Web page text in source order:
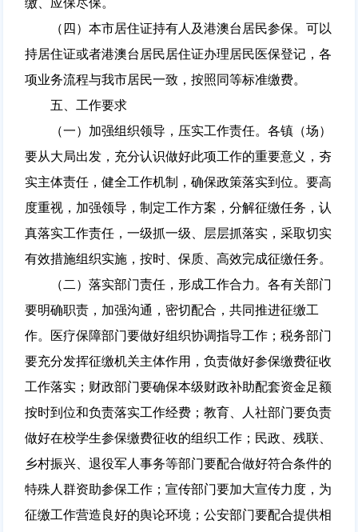
缴、应保尽保。
（四）本市居住证持有人及港澳台居民参保。可以
持居住证或者港澳台居民居住证办理居民医保登记，各
项业务流程与我市居民一致，按照同等标准缴费。
五、工作要求
（一）加强组织领导，压实工作责任。各镇（场）
要从大局出发，充分认识做好此项工作的重要意义，夯
实主体责任，健全工作机制，确保政策落实到位。要高
度重视，加强领导，制定工作方案，分解征缴任务，认
真落实工作责任，一级抓一级、层层抓落实，采取切实
有效措施组织实施，按时、保质、高效完成征缴任务。
（二）落实部门责任，形成工作合力。各有关部门
要明确职责，加强沟通，密切配合，共同推进征缴工
作。医疗保障部门要做好组织协调指导工作；税务部门
要充分发挥征缴机关主体作用，负责做好参保缴费征收
工作落实；财政部门要确保本级财政补助配套资金足额
按时到位和负责落实工作经费；教育、人社部门要负责
做好在校学生参保缴费征收的组织工作；民政、残联、
乡村振兴、退役军人事务等部门要配合做好符合条件的
特殊人群资助参保工作；宣传部门要加大宣传力度，为
征缴工作营造良好的舆论环境；公安部门要配合提供相